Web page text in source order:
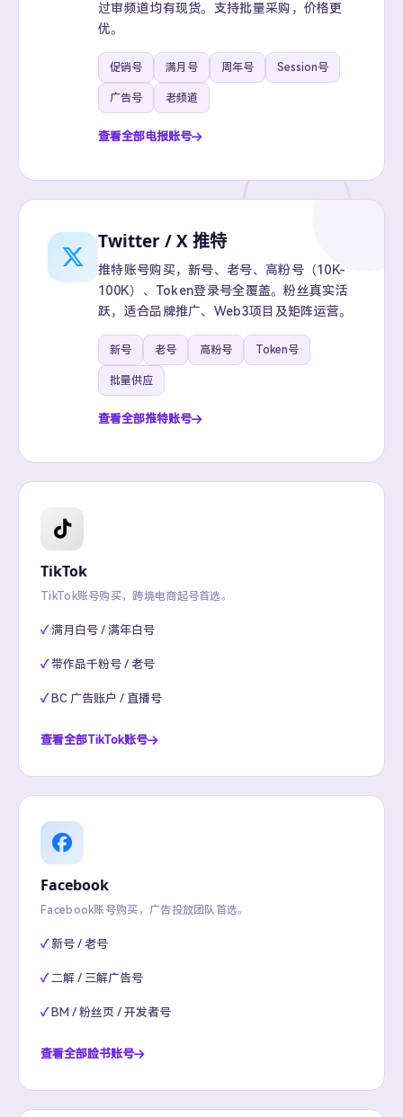
过审频道均有现货。支持批量采购，价格更
优。
促销号 满月号 周年号 Session号
广告号 老频道
查看全部电报账号
Twitter / X 推特
推特账号购买，新号、老号、高粉号（10K-
100K）、Token登录号全覆盖。粉丝真实活
跃，适合品牌推广、Web3项目及矩阵运营。
新号 老号 高粉号 Token号
批量供应
查看全部推特账号
TikTok
TikTok账号购买，跨境电商起号首选。
满月白号 / 满年白号
带作品千粉号 / 老号
BC 广告账户 / 直播号
查看全部TikTok账号
Facebook
Facebook账号购买，广告投放团队首选。
新号 / 老号
二解 / 三解广告号
BM / 粉丝页 / 开发者号
查看全部脸书账号